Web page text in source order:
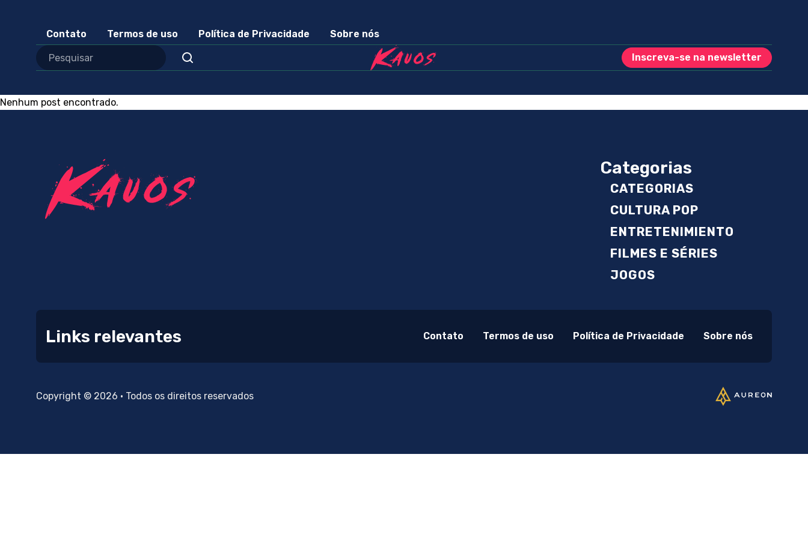
Contato Termos de uso Política de Privacidade Sobre nós
Inscreva-se na newsletter
Nenhum post encontrado.
Categorias
CATEGORIAS
CULTURA POP
ENTRETENIMIENTO
FILMES E SÉRIES
JOGOS
Links relevantes Contato Termos de uso Política de Privacidade Sobre nós
Copyright © 2026 • Todos os direitos reservados